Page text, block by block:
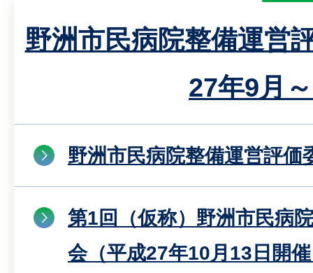
野洲市民病院整備運営
27年9月
野洲市民病院整備運営評価
第1回（仮称）野洲市民病
会（平成27年10月13日開